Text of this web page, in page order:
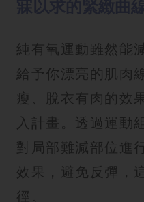
純有氧運動雖然能
給予你漂亮的肌肉
瘦、脫衣有肉的效
入計畫。透過運動
對局部難減部位進
效果，避免反彈，
徑。